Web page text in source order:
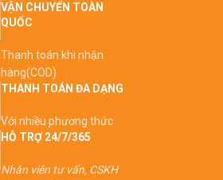
VẬN CHUYỂN TOÀN
QUỐC
Thanh toán khi nhận
hàng(COD)
THANH TOÁN ĐA DẠNG
Với nhiều phương thức
HỖ TRỢ 24/7/365
Nhân viên tư vấn, CSKH